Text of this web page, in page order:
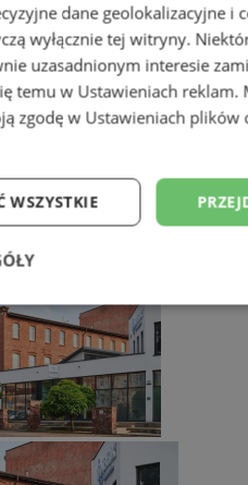
nad Bałtykiem w
Morze
dane geolokalizacyjne i
wyłącznie tej witryny.
uzasadnionym interesie
temu w Ustawieniach reklam.
zgodę w Ustawieniach plików
WSZYSTKIE
Wydajność
Niesklasyfikowane